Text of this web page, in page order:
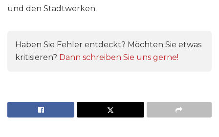
und den Stadtwerken.
Haben Sie Fehler entdeckt? Möchten Sie etwas
kritisieren? Dann schreiben Sie uns gerne!